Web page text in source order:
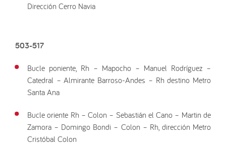
Dirección Cerro Navia
503-517
Bucle poniente, Rh – Mapocho – Manuel Rodríguez –
Catedral – Almirante Barroso-Andes – Rh destino Metro
Santa Ana
Bucle oriente Rh – Colon – Sebastián el Cano – Martin de
Zamora – Domingo Bondi – Colon – Rh, dirección Metro
Cristóbal Colon